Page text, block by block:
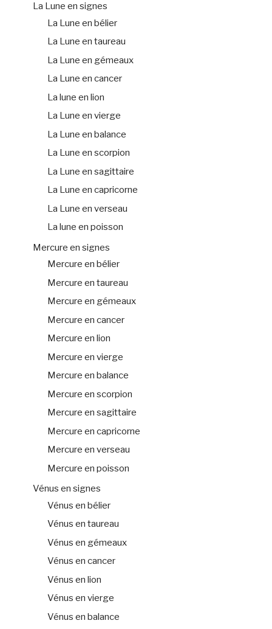
La Lune en signes
La Lune en bélier
La Lune en taureau
La Lune en gémeaux
La Lune en cancer
La lune en lion
La Lune en vierge
La Lune en balance
La Lune en scorpion
La Lune en sagittaire
La Lune en capricorne
La Lune en verseau
La lune en poisson
Mercure en signes
Mercure en bélier
Mercure en taureau
Mercure en gémeaux
Mercure en cancer
Mercure en lion
Mercure en vierge
Mercure en balance
Mercure en scorpion
Mercure en sagittaire
Mercure en capricorne
Mercure en verseau
Mercure en poisson
Vénus en signes
Vénus en bélier
Vénus en taureau
Vénus en gémeaux
Vénus en cancer
Vénus en lion
Vénus en vierge
Vénus en balance